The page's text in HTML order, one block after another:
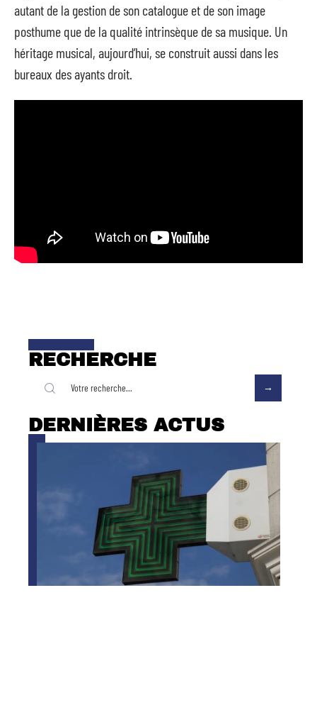
autant de la gestion de son catalogue et de son image
posthume que de la qualité intrinsèque de sa musique. Un
héritage musical, aujourd’hui, se construit aussi dans les
bureaux des ayants droit.
RECHERCHE
DERNIÈRES ACTUS